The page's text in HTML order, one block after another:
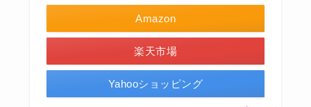
Amazon
楽天市場
Yahooショッピング